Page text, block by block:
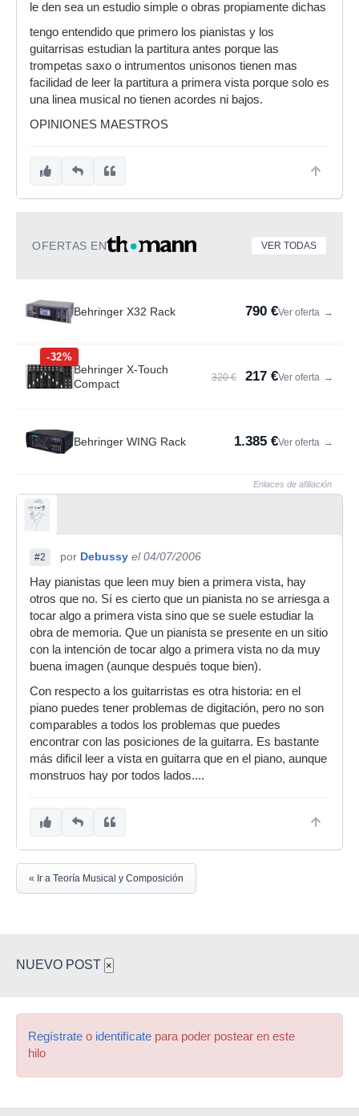
le den sea un estudio simple o obras propiamente dichas
tengo entendido que primero los pianistas y los
guitarrisas estudian la partitura antes porque las
trompetas saxo o intrumentos unisonos tienen mas
facilidad de leer la partitura a primera vista porque solo es
una linea musical no tienen acordes ni bajos.
OPINIONES MAESTROS
OFERTAS EN VER TODAS
Behringer X32 Rack 790 €Ver oferta →
-32%
Behringer X-Touch
Compact
320 € 217 €Ver oferta →
Behringer WING Rack 1.385 €Ver oferta →
Enlaces de afiliación
#2 por Debussy el 04/07/2006
Hay pianistas que leen muy bien a primera vista, hay
otros que no. Sí es cierto que un pianista no se arriesga a
tocar algo a primera vista sino que se suele estudiar la
obra de memoria. Que un pianista se presente en un sitio
con la intención de tocar algo a primera vista no da muy
buena imagen (aunque después toque bien).
Con respecto a los guitarristas es otra historia: en el
piano puedes tener problemas de digitación, pero no son
comparables a todos los problemas que puedes
encontrar con las posiciones de la guitarra. Es bastante
más dificil leer a vista en guitarra que en el piano, aunque
monstruos hay por todos lados....
« Ir a Teoría Musical y Composición
NUEVO POST ×
Regístrate o identifícate para poder postear en este
hilo